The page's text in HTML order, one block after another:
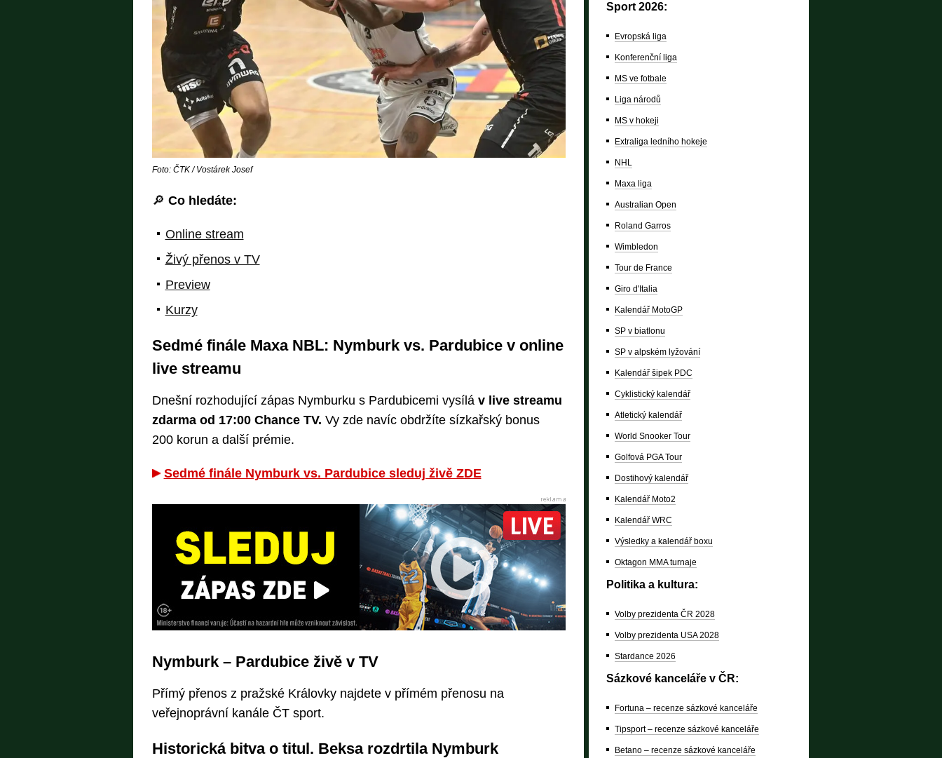
Foto: ČTK / Vostárek Josef
🔎 Co hledáte:
Online stream
Živý přenos v TV
Preview
Kurzy
Sedmé finále Maxa NBL: Nymburk vs. Pardubice v online
live streamu
Dnešní rozhodující zápas Nymburku s Pardubicemi vysíláv live streamu
zdarma od 17:00 Chance TV. Vy zde navíc obdržíte sízkařský bonus
200 korun a další prémie.
Sedmé finále Nymburk vs. Pardubice sleduj živě ZDE
Nymburk – Pardubice živě v TV
Přímý přenos z pražské Královky najdete v přímém přenosu na
veřejnoprávní kanále ČT sport.
Historická bitva o titul. Beksa rozdrtila Nymburk
Sport 2026:
Evropská liga
Konferenční liga
MS ve fotbale
Liga národů
MS v hokeji
Extraliga ledního hokeje
NHL
Maxa liga
Australian Open
Roland Garros
Wimbledon
Tour de France
Giro d'Italia
Kalendář MotoGP
SP v biatlonu
SP v alpském lyžování
Kalendář šipek PDC
Cyklistický kalendář
Atletický kalendář
World Snooker Tour
Golfová PGA Tour
Dostihový kalendář
Kalendář Moto2
Kalendář WRC
Výsledky a kalendář boxu
Oktagon MMA turnaje
Politika a kultura:
Volby prezidenta ČR 2028
Volby prezidenta USA 2028
Stardance 2026
Sázkové kanceláře v ČR:
Fortuna – recenze sázkové kanceláře
Tipsport – recenze sázkové kanceláře
Betano – recenze sázkové kanceláře